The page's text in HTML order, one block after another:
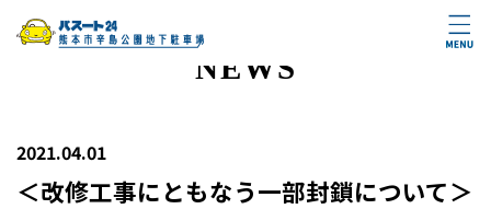
NEWS
2021.04.01
＜改修工事にともなう一部封鎖について＞